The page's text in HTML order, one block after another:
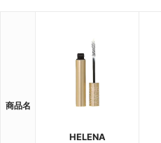
商品名
HELENA